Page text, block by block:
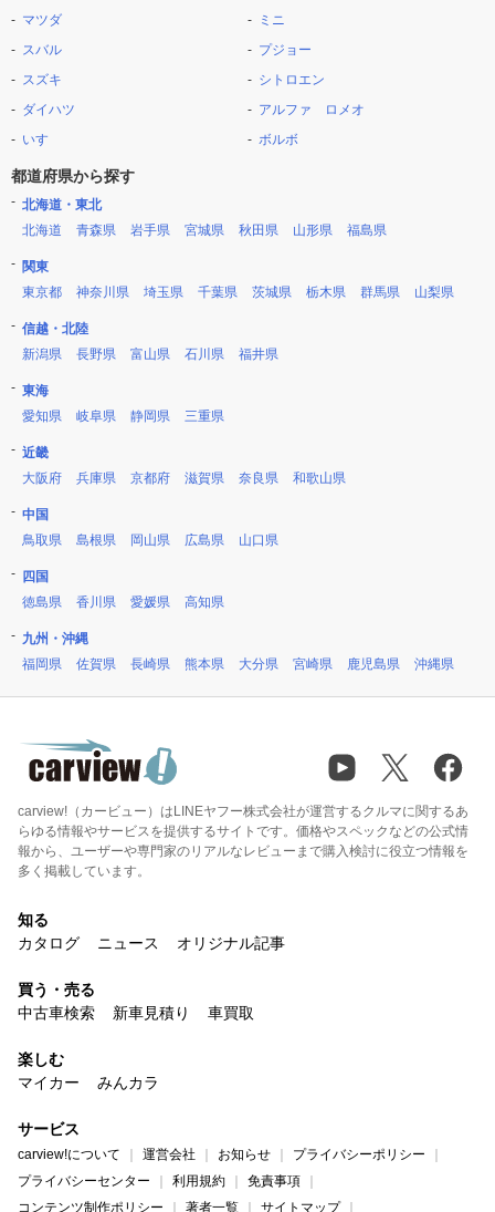
マツダ
スバル
スズキ
ダイハツ
いすゞ
ミニ
プジョー
シトロエン
アルファ ロメオ
ボルボ
都道府県から探す
北海道・東北
北海道
青森県 岩手県 宮城県 秋田県 山形県 福島県
関東
東京都
神奈川県 埼玉県 千葉県 茨城県 栃木県 群馬県 山梨県
信越・北陸
新潟県
長野県 富山県 石川県 福井県
東海
愛知県
岐阜県 静岡県 三重県
近畿
大阪府
兵庫県 京都府 滋賀県 奈良県 和歌山県
中国
鳥取県
島根県 岡山県 広島県 山口県
四国
徳島県
香川県 愛媛県 高知県
九州・沖縄
福岡県
佐賀県 長崎県 熊本県 大分県 宮崎県 鹿児島県 沖縄県
carview!（カービュー）はLINEヤフー株式会社が運営するクルマに関するあ
らゆる情報やサービスを提供するサイトです。価格やスペックなどの公式情
報から、ユーザーや専門家のリアルなレビューまで購入検討に役立つ情報を
多く掲載しています。
知る
カタログ
ニュース オリジナル記事
買う・売る
中古車検索
新車見積り 車買取
楽しむ
マイカー
みんカラ
サービス
carview!について 運営会社 お知らせ
プライバシーポリシー
プライバシーセンター
利用規約
免責事項
コンテンツ制作ポリシー
著者一覧 サイトマップ